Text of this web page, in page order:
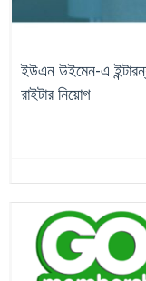
ইউএন উইমেন-এ
রাইটার নিয়োগ